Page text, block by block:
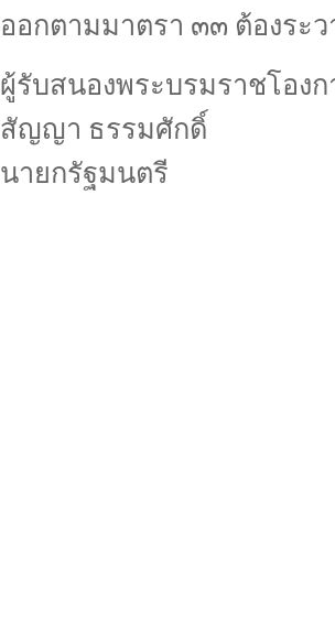
ออกตามมาตรา ๓๓ ต้องระ
ผู้รับสนองพระบรมราชโองก
สัญญา ธรรมศักดิ์
นายกรัฐมนตรี